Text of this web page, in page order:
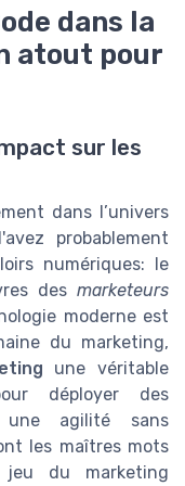
dans la
atout pour
sur les
dans l’univers
probablement
numériques: le
des marketeurs
moderne est
du marketing,
une véritable
déployer des
une agilité sans
les maîtres mots
du marketing